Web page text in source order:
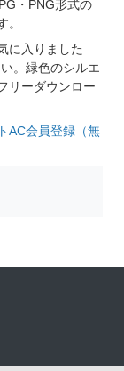
・PNG形式の
に入りました
。緑色のシルエ
リーダウンロー
AC会員登録（無